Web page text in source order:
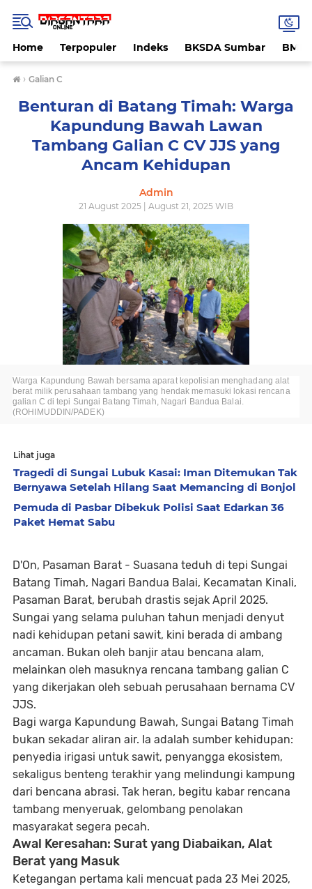
Home Terpopuler Indeks BKSDA Sumbar
› Galian C
Benturan di Batang Timah: Warga
Kapundung Bawah Lawan
Tambang Galian C CV JJS yang
Ancam Kehidupan
Admin
21 August 2025 | August 21, 2025 WIB
Warga Kapundung Bawah bersama aparat kepolisian menghadang alat
berat milik perusahaan tambang yang hendak memasuki lokasi rencana
galian C di tepi Sungai Batang Timah, Nagari Bandua Balai.
(ROHIMUDDIN/PADEK)
Lihat juga
Tragedi di Sungai Lubuk Kasai: Iman Ditemukan Tak
Bernyawa Setelah Hilang Saat Memancing di Bonjol
Pemuda di Pasbar Dibekuk Polisi Saat Edarkan 36
Paket Hemat Sabu
D'On, Pasaman Barat - Suasana teduh di tepi Sungai
Batang Timah, Nagari Bandua Balai, Kecamatan Kinali,
Pasaman Barat, berubah drastis sejak April 2025.
Sungai yang selama puluhan tahun menjadi denyut
nadi kehidupan petani sawit, kini berada di ambang
ancaman. Bukan oleh banjir atau bencana alam,
melainkan oleh masuknya rencana tambang galian C
yang dikerjakan oleh sebuah perusahaan bernama CV
JJS.
Bagi warga Kapundung Bawah, Sungai Batang Timah
bukan sekadar aliran air. Ia adalah sumber kehidupan:
penyedia irigasi untuk sawit, penyangga ekosistem,
sekaligus benteng terakhir yang melindungi kampung
dari bencana abrasi. Tak heran, begitu kabar rencana
tambang menyeruak, gelombang penolakan
masyarakat segera pecah.
Awal Keresahan: Surat yang Diabaikan, Alat
Berat yang Masuk
Ketegangan pertama kali mencuat pada 23 Mei 2025,